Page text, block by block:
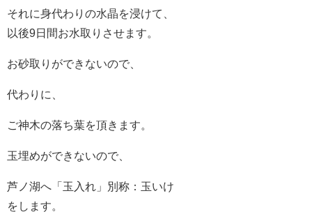
それに身代わりの水晶を浸けて、
以後9日間お水取りさせます。
お砂取りができないので、
代わりに、
ご神木の落ち葉を頂きます。
玉埋めができないので、
芦ノ湖へ「玉入れ」別称：玉いけ
をします。